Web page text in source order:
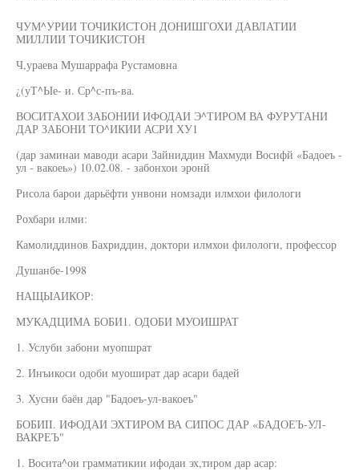
ЧУМ^УРИИ ТОЧИКИСТОН ДОНИШГОХИ ДАВЛАТИИ
МИЛЛИИ ТОЧИКИСТОН
Ч,ураева Мушаррафа Рустамовна
¿(уТ^Ые- и. Ср^с-пъ-ва.
ВОСИТАХОИ ЗАБОНИИ ИФОДАИ Э^ТИРОМ ВА ФУРУТАНИ
ДАР ЗАБОНИ ТО^ИКИИ АСРИ ХУ1
(дар заминаи маводи асари Зайниддин Махмуди Восифй «Бадоеъ -
ул - вакоеь») 10.02.08. - забонхои эронй
Рисола барои дарьёфти унвони номзади илмхои филологи
Рохбари илми:
Камолиддинов Бахриддин, доктори илмхои филологи, профессор
Душанбе-1998
НАЩЫАИКОР:
МУКАДЦИМА БОБИ1. ОДОБИ МУОИШРАТ
1. Услуби забони муопшрат
2. Инъикоси одоби муошират дар асари бадей
3. Хусни баён дар "Бадоеъ-ул-вакоеъ"
БОБИII. ИФОДАИ ЭХТИРОМ ВА СИПОС ДАР «БАДОЕЪ-УЛ-
ВАКРЕЪ"
1. Восита^ои грамматикии ифодаи эх,тиром дар асар: